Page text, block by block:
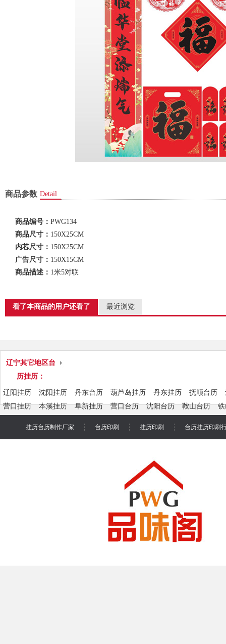
商品参数 Detail
商品编号： PWG134
商品尺寸： 150X25CM
内芯尺寸： 150X25CM
广告尺寸： 150X15CM
商品描述： 1米5对联
看了本商品的用户还看了 最近浏览
辽宁其它地区台
历挂历：
辽阳挂历 沈阳挂历 丹东台历 葫芦岛挂历 丹东挂历 抚顺台历
营口挂历
本溪挂历 阜新挂历 营口台历 沈阳台历 鞍山台历
挂历台历制作厂家 台历印刷 挂历印刷 台历挂历印刷